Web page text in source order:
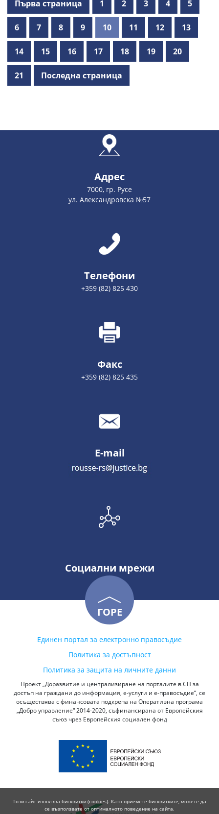
Първа страница 1 2 3 4 5
6 7 8 9 10 11 12 13
14 15 16 17 18 19 20
21 Последна страница
Адрес
7000, гр. Русе
ул. Александровска №57
Телефони
+359 (82) 825 430
Факс
+359 (82) 825 435
E-mail
Социални мрежи
ГОРЕ
Единен портал за електронно правосъдие
Политика за достъпност
Политика за защита на личните данни
Проект „Доразвитие и централизиране на порталите в СП за
достъп на граждани до информация, е-услуги и е-правосъдие“, се
осъществява с финансовата подкрепа на Оперативна програма
„Добро управление“ 2014-2020, съфинансирана от Европейския
съюз чрез Европейския социален фонд
Този сайт използва бисквитки (cookies). Като приемете бисквитките, можете да
се възползвате от оптималното поведение на сайта.